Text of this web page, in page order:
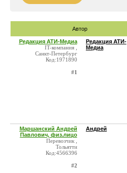
Автор
Редакция АТИ-Медиа
IT-компания ,
Санкт-Петербург
Код:1971890
#1
Редакция АТИ-
Медиа
Маршанский Андрей
Павлович, физ.лицо
Перевозчик ,
Тольятти
Код:4566396
#2
Андрей